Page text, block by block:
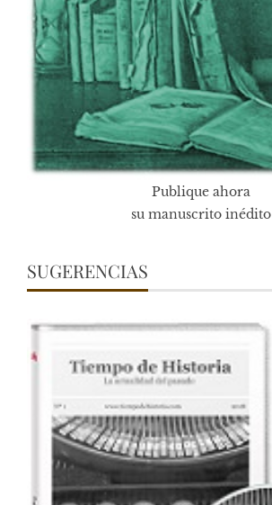
Publique ahora
su manuscrito inédito
SUGERENCIAS